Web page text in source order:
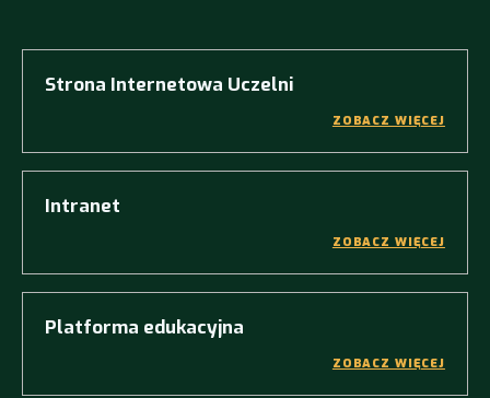
Strona Internetowa Uczelni
ZOBACZ WIĘCEJ
Intranet
ZOBACZ WIĘCEJ
Platforma edukacyjna
ZOBACZ WIĘCEJ